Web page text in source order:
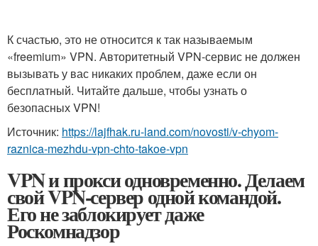
К счастью, это не относится к так называемым
«freemium» VPN. Авторитетный VPN-сервис не должен
вызывать у вас никаких проблем, даже если он
бесплатный. Читайте дальше, чтобы узнать о
безопасных VPN!
Источник: https://lajfhak.ru-land.com/novosti/v-chyom-
raznica-mezhdu-vpn-chto-takoe-vpn
VPN и прокси одновременно. Делаем
свой VPN-сервер одной командой.
Его не заблокирует даже
Роскомнадзор